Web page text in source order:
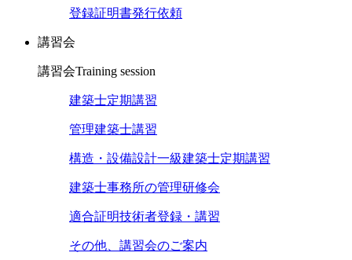
登録証明書発行依頼
講習会
講習会Training session
建築士定期講習
管理建築士講習
構造・設備設計一級建築士定期講習
建築士事務所の管理研修会
適合証明技術者登録・講習
その他、講習会のご案内